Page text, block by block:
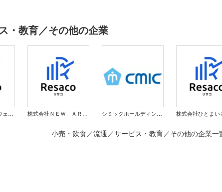
・教育／その他の企業
株式会社 オートウェーブ 株式会社ＮＥＷ ＡＲＴ ＨＯＬＤＩＮＧＳ シミックホールディングス株式会社 株式会社ひとまい
小売・飲食／流通／サービス・教育／その他の企業一